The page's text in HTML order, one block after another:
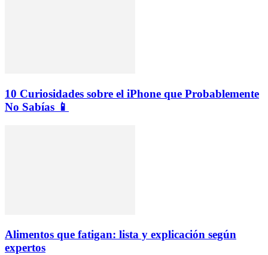
10 Curiosidades sobre el iPhone que Probablemente
No Sabías 📱
Alimentos que fatigan: lista y explicación según
expertos